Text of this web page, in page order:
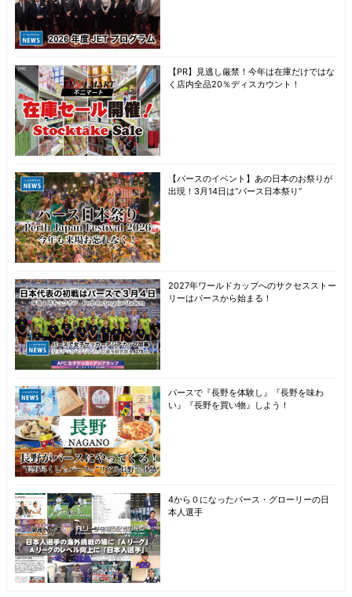
【PR】見逃し厳禁！今年は在庫だけではな
く店内全品20％ディスカウント！
【パースのイベント】あの日本のお祭りが
出現！3月14日は“パース日本祭り”
2027年ワールドカップへのサクセスストー
リーはパースから始まる！
パースで『長野を体験し』『長野を味わ
い』『長野を買い物』しよう！
4から０になったパース・グローリーの日
本人選手